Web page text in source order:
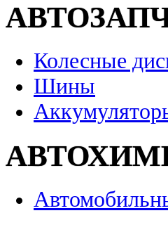
Колесные
Шины